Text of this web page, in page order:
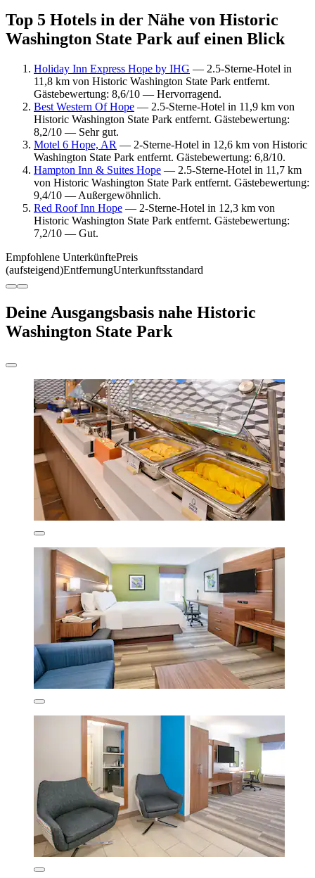
Top 5 Hotels in der Nähe von Historic
Washington State Park auf einen Blick
Holiday Inn Express Hope by IHG — 2.5-Sterne-Hotel in
11,8 km von Historic Washington State Park entfernt.
Gästebewertung: 8,6/10 — Hervorragend.
Best Western Of Hope — 2.5-Sterne-Hotel in 11,9 km von
Historic Washington State Park entfernt. Gästebewertung:
8,2/10 — Sehr gut.
Motel 6 Hope, AR — 2-Sterne-Hotel in 12,6 km von Historic
Washington State Park entfernt. Gästebewertung: 6,8/10.
Hampton Inn & Suites Hope — 2.5-Sterne-Hotel in 11,7 km
von Historic Washington State Park entfernt. Gästebewertung:
9,4/10 — Außergewöhnlich.
Red Roof Inn Hope — 2-Sterne-Hotel in 12,3 km von
Historic Washington State Park entfernt. Gästebewertung:
7,2/10 — Gut.
Empfohlene UnterkünftePreis
(aufsteigend)EntfernungUnterkunftsstandard
Deine Ausgangsbasis nahe Historic
Washington State Park